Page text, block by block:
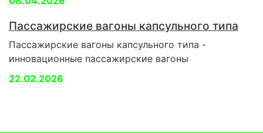
Пассажирские вагоны капсульного типа
Пассажирские вагоны капсульного типа -
инновационные пассажирские вагоны
22.02.2026